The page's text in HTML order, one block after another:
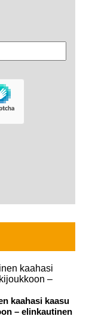
kaahasi kaasu
– elinkautinen